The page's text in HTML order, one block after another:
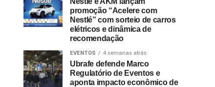
promoção “Acelere com
Nestlé” com sorteio de carros
elétricos e dinâmica de
recomendação
EVENTOS 4 semanas atrás
Ubrafe defende Marco
Regulatório de Eventos e
aponta impacto econômico de